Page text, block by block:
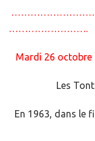
…………………….
Mardi 26 octobre
Les
En 1963, dans le